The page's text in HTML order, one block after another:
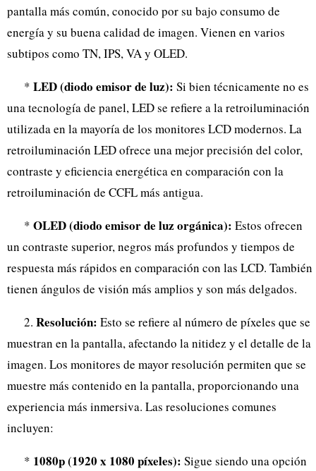
pantalla más común, conocido por su bajo consumo de
energía y su buena calidad de imagen. Vienen en varios
subtipos como TN, IPS, VA y OLED.
* LED (diodo emisor de luz): Si bien técnicamente no es
una tecnología de panel, LED se refiere a la retroiluminación
utilizada en la mayoría de los monitores LCD modernos. La
retroiluminación LED ofrece una mejor precisión del color,
contraste y eficiencia energética en comparación con la
retroiluminación de CCFL más antigua.
* OLED (diodo emisor de luz orgánica): Estos ofrecen
un contraste superior, negros más profundos y tiempos de
respuesta más rápidos en comparación con las LCD. También
tienen ángulos de visión más amplios y son más delgados.
2. Resolución: Esto se refiere al número de píxeles que se
muestran en la pantalla, afectando la nitidez y el detalle de la
imagen. Los monitores de mayor resolución permiten que se
muestre más contenido en la pantalla, proporcionando una
experiencia más inmersiva. Las resoluciones comunes
incluyen:
* 1080p (1920 x 1080 píxeles): Sigue siendo una opción